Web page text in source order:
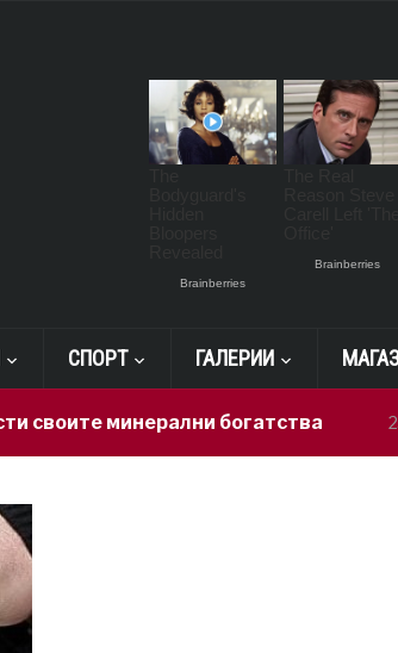
СПОРТ ГАЛЕРИИ
минерални богатства 23 hours ago